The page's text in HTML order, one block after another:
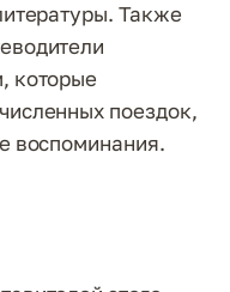
Также
которые
поездок,
воспоминания.